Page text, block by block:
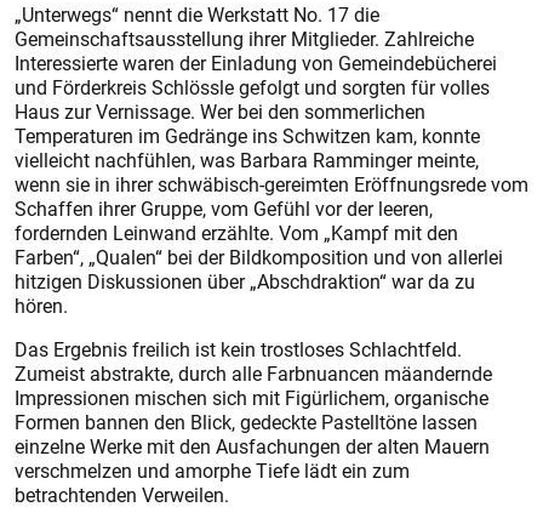
„Unterwegs“ nennt die Werkstatt No. 17 die
Gemeinschaftsausstellung ihrer Mitglieder. Zahlreiche
Interessierte waren der Einladung von Gemeindebücherei
und Förderkreis Schlössle gefolgt und sorgten für volles
Haus zur Vernissage. Wer bei den sommerlichen
Temperaturen im Gedränge ins Schwitzen kam, konnte
vielleicht nachfühlen, was Barbara Ramminger meinte,
wenn sie in ihrer schwäbisch-gereimten Eröffnungsrede vom
Schaffen ihrer Gruppe, vom Gefühl vor der leeren,
fordernden Leinwand erzählte. Vom „Kampf mit den
Farben“, „Qualen“ bei der Bildkomposition und von allerlei
hitzigen Diskussionen über „Abschdraktion“ war da zu
hören.
Das Ergebnis freilich ist kein trostloses Schlachtfeld.
Zumeist abstrakte, durch alle Farbnuancen mäandernde
Impressionen mischen sich mit Figürlichem, organische
Formen bannen den Blick, gedeckte Pastelltöne lassen
einzelne Werke mit den Ausfachungen der alten Mauern
verschmelzen und amorphe Tiefe lädt ein zum
betrachtenden Verweilen.